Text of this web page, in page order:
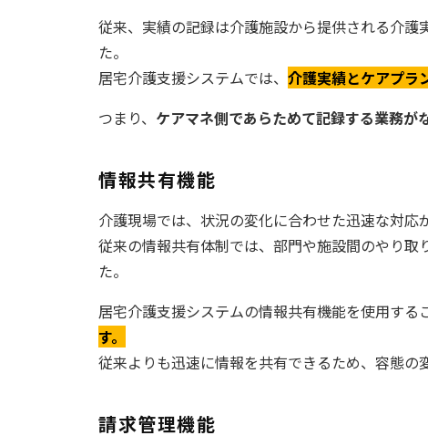
従来、実績の記録は介護施設から提供される介
た。
居宅介護支援システムでは、 介護実績とケアプラ
つまり、 ケアマネ側であらためて記録する業務が
情報共有機能
介護現場では、状況の変化に合わせた迅速な対応
従来の情報共有体制では、部門や施設間のやり
た。
居宅介護支援システムの情報共有機能を使用する
す。
従来よりも迅速に情報を共有できるため、容態の
請求管理機能